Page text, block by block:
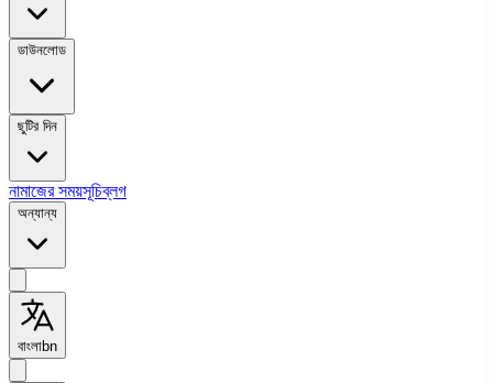
ডাউনলোড
ছুটির দিন
নামাজের সময়সূচিব্লগ
অন্যান্য
বাংলাbn